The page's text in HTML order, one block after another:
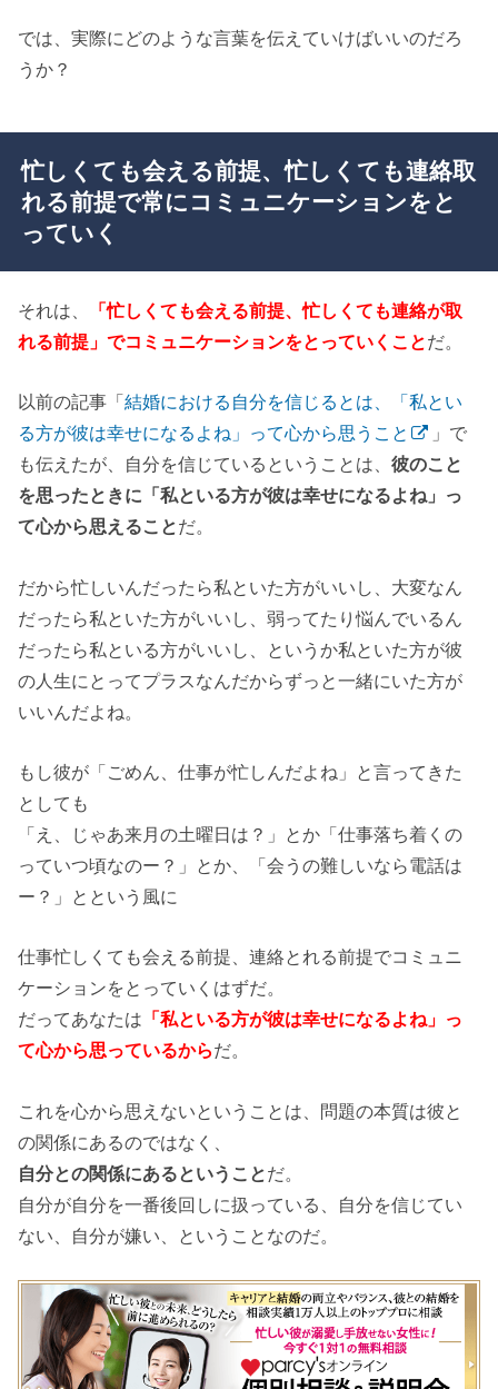
では、実際にどのような言葉を伝えていけばいいのだろ
うか？
忙しくても会える前提、忙しくても連絡取
れる前提で常にコミュニケーションをと
っていく
それは、
「忙しくても会える前提、忙しくても連絡が取
れる前提」でコミュニケーションをとっていくことだ。
以前の記事「結婚における自分を信じるとは、「私とい
る方が彼は幸せになるよね」って心から思うこと
」で
も伝えたが、自分を信じているということは、彼のこと
を思ったときに「私といる方が彼は幸せになるよね」っ
て心から思えることだ。
だから忙しいんだったら私といた方がいいし、大変なん
だったら私といた方がいいし、弱ってたり悩んでいるん
だったら私といる方がいいし、というか私といた方が彼
の人生にとってプラスなんだからずっと一緒にいた方が
いいんだよね。
もし彼が「ごめん、仕事が忙しんだよね」と言ってきた
としても
「え、じゃあ来月の土曜日は？」とか「仕事落ち着くの
っていつ頃なのー？」とか、「会うの難しいなら電話は
ー？」とという風に
仕事忙しくても会える前提、連絡とれる前提でコミュニ
ケーションをとっていくはずだ。
だってあなたは 「私といる方が彼は幸せになるよね」っ
て心から思っているからだ。
これを心から思えないということは、問題の本質は彼と
の関係にあるのではなく、
自分との関係にあるということだ。
自分が自分を一番後回しに扱っている、自分を信じてい
ない、自分が嫌い、ということなのだ。